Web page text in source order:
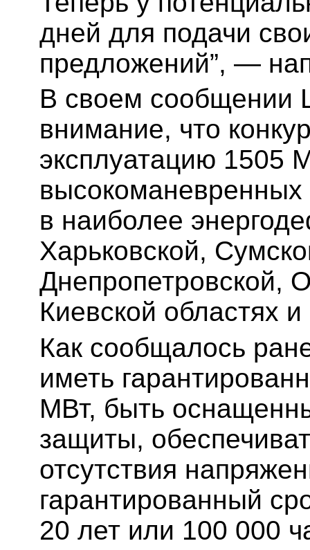
дней для подачи
предложений”, —
В своем сообщении
внимание, что
эксплуатацию 1505
в наиболее
Харьковской,
Днепропетровской,
Киевской областях
Как сообщалось
иметь
МВт, быть
защиты,
отсутствия
гарантированный
20 лет или 100 000